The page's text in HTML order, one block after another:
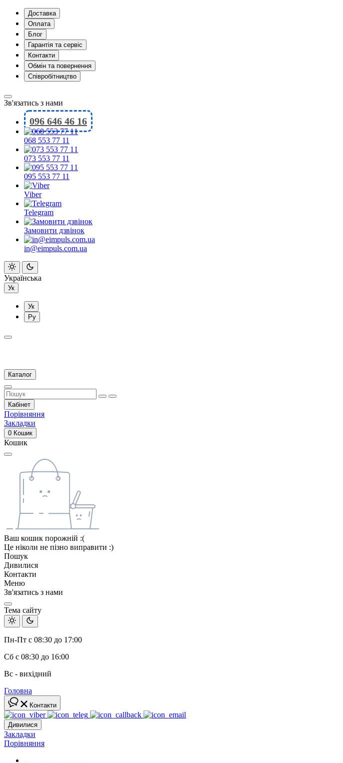
Доставка
Оплата
Блог
Гарантія та сервіс
Контакти
Обмін та повернення
Співробітництво
Зв'язатись з нами
096 646 46 16
068 553 77 11
073 553 77 11
095 553 77 11
Viber
Telegram
Замовити дзвінок
in@eimpuls.com.ua
Українська
Ук
Ук
Ру
Каталог
Кабінет
Порівняння
Закладки
0 Кошик
Кошик
Ваш кошик порожній :(
Це ніколи не пізно виправити :)
Пошук
Дивилися
Контакти
Меню
Зв'язатись з нами
Тема сайту
Пн-Пт с 08:30 до 17:00
Сб с 08:30 до 16:00
Вс - вихідний
Головна
Контакти
Дивилися
Закладки
Порівняння